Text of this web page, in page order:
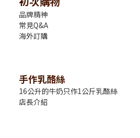
品牌精神
常見Q&A
海外訂購
手作乳酪絲
16公升的牛奶只作1公斤乳酪絲
店長介紹